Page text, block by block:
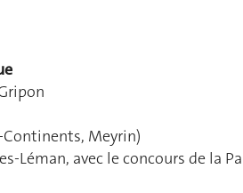
Continents, Meyrin)
Léman, avec le concours de la